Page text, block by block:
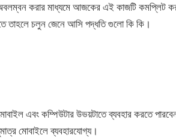
করার মাধ্যমে আজকের এই কাজটি কমপ্লিট
তাহলে চলুন জেনে আসি পদ্ধতি গুলো কি কি।
এবং কম্পিউটার উভয়টাতে ব্যবহার করতে
মোবাইলে ব্যবহারযোগ্য।